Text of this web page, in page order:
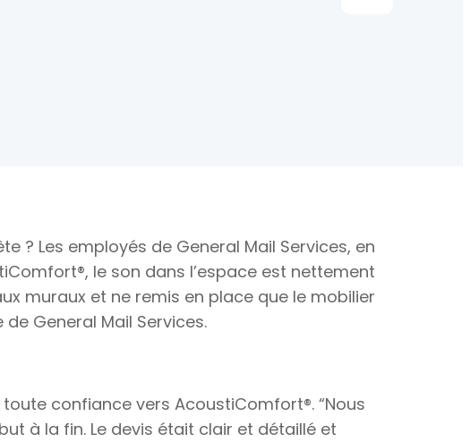
? Les employés de General Mail Services, en
le son dans l’espace est nettement
muraux et ne remis en place que le mobilier
General Mail Services.
confiance vers AcoustiComfort®. “Nous
à la fin. Le devis était clair et détaillé et